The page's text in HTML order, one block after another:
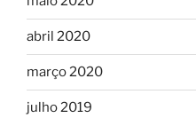
abril 2020
março 2020
julho 2019